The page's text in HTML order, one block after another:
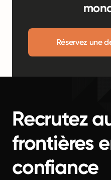
Réservez une
Recrutez
frontières
confiance